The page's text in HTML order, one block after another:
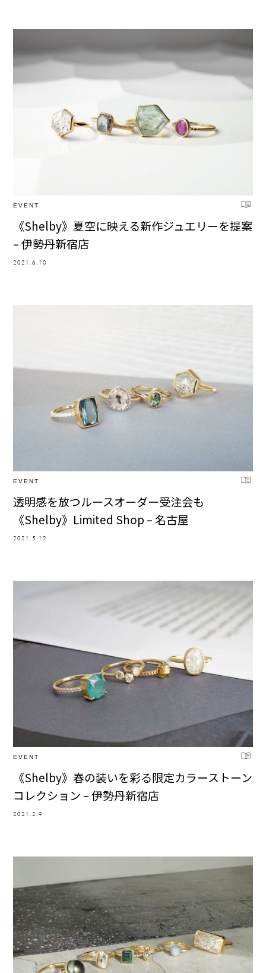
EVENT
《Shelby》夏空に映える新作ジュエリーを提案
– 伊勢丹新宿店
2021.6.10
EVENT
透明感を放つルースオーダー受注会も
《Shelby》Limited Shop – 名古屋
2021.5.12
EVENT
《Shelby》春の装いを彩る限定カラーストーン
コレクション – 伊勢丹新宿店
2021.2.9